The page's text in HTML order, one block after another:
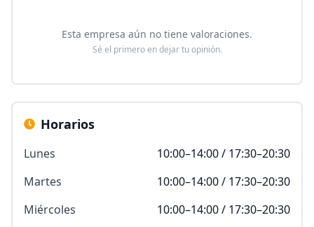
Esta empresa aún no tiene valoraciones.
Sé el primero en dejar tu opinión.
Horarios
Lunes
10:00–14:00 / 17:30–20:30
Martes
10:00–14:00 / 17:30–20:30
Miércoles
10:00–14:00 / 17:30–20:30